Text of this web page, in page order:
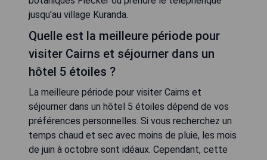
jusqu'au village Kuranda.
Quelle est la meilleure période pour
visiter Cairns et séjourner dans un
hôtel 5 étoiles ?
La meilleure période pour visiter Cairns et
séjourner dans un hôtel 5 étoiles dépend de vos
préférences personnelles. Si vous recherchez un
temps chaud et sec avec moins de pluie, les mois
de juin à octobre sont idéaux. Cependant, cette